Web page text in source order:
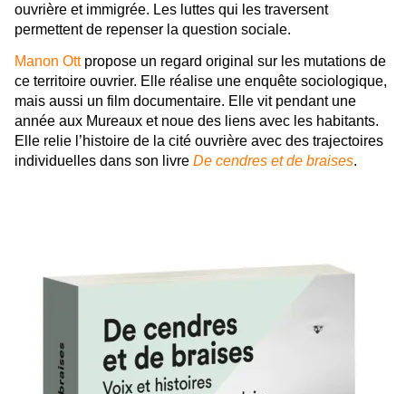
ouvrière et immigrée. Les luttes qui les traversent
permettent de repenser la question sociale.
Manon Ottpropose un regard original sur les mutations de
ce territoire ouvrier. Elle réalise une enquête sociologique,
mais aussi un film documentaire. Elle vit pendant une
année aux Mureaux et noue des liens avec les habitants.
Elle relie l’histoire de la cité ouvrière avec des trajectoires
individuelles dans son livre De cendres et de braises.